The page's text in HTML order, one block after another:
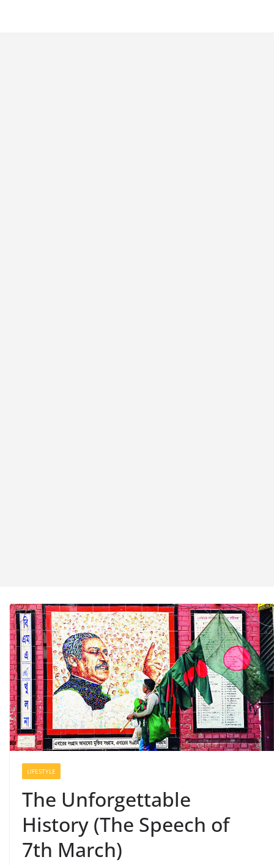
LIFESTYLE
The Unforgettable
History (The Speech of
7th March)